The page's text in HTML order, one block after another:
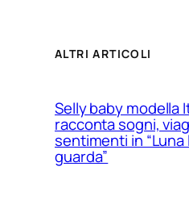
ALTRI ARTICOLI
Selly baby modella
racconta sogni,
sentimenti in “Luna
guarda”